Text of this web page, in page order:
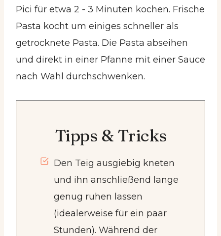
Pici für etwa 2 - 3 Minuten kochen. Frische
Pasta kocht um einiges schneller als
getrocknete Pasta. Die Pasta abseihen
und direkt in einer Pfanne mit einer Sauce
nach Wahl durchschwenken.
Tipps & Tricks
Den Teig ausgiebig kneten
und ihn anschließend lange
genug ruhen lassen
(idealerweise für ein paar
Stunden). Während der